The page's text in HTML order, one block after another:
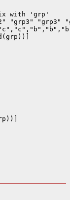
with 'grp'
"grp3" "grp3"